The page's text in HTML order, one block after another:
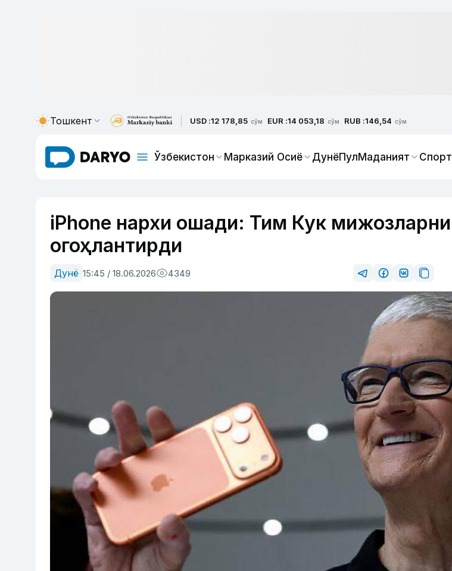
Тошкент USD :12 178,85 сўм EUR :14 053,18 сўм RUB :146,54 сўм
Ўзбекистон Марказий Осиё ДунёПулМаданият Спорт
iPhone нархи ошади: Тим Кук мижозларни
огоҳлантирди
Дунё 15:45 / 18.06.2026 4349